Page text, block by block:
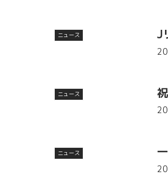
ニュース J
ニュース
ニュース